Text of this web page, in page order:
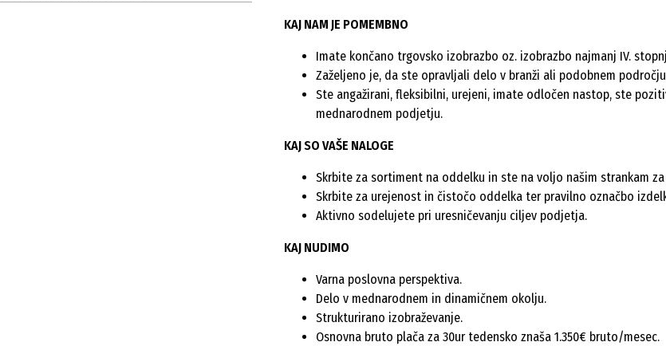
KAJ NAM JE POMEMBNO
Imate končano trgovsko izobrazbo oz. izobrazbo najmanj IV.
Zaželjeno je, da ste opravljali delo v branži ali podobnem
Ste angažirani, fleksibilni, urejeni, imate odločen nastop, ste
mednarodnem podjetju.
KAJ SO VAŠE NALOGE
Skrbite za sortiment na oddelku in ste na voljo našim strankam
Skrbite za urejenost in čistočo oddelka ter pravilno označbo
Aktivno sodelujete pri uresničevanju ciljev podjetja.
KAJ NUDIMO
Varna poslovna perspektiva.
Delo v mednarodnem in dinamičnem okolju.
Strukturirano izobraževanje.
Osnovna bruto plača za 30ur tedensko znaša 1.350€ bruto/mesec.